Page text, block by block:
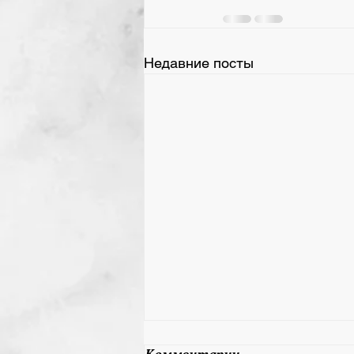
Недавние посты
28 мая 2026 День